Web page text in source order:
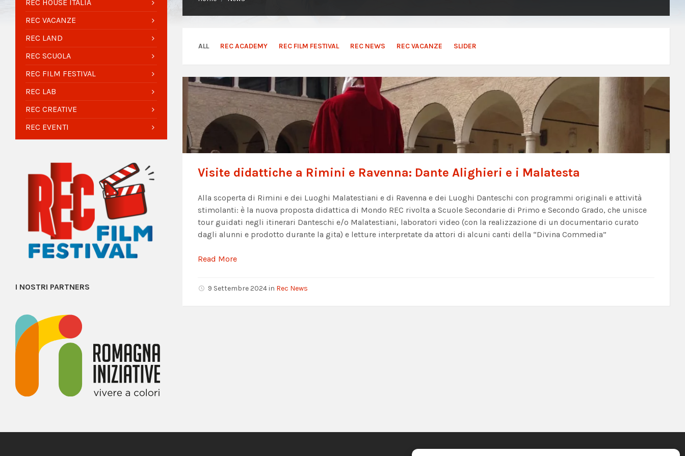
ALL REC ACADEMY REC FILM FESTIVAL REC NEWS REC VACANZE SLIDER
Visite didattiche a Rimini e Ravenna: Dante Alighieri e i Malatesta
Alla scoperta di Rimini e dei Luoghi Malatestiani e di Ravenna e dei Luoghi Danteschi con programmi originali e attività
stimolanti: è la nuova proposta didattica di Mondo REC rivolta a Scuole Secondarie di Primo e Secondo Grado, che unisce
tour guidati negli itinerari Danteschi e/o Malatestiani, laboratori video (con la realizzazione di un documentario curato
dagli alunni e prodotto durante la gita) e letture interpretate da attori di alcuni canti della “Divina Commedia”
Read More
9 Settembre 2024in Rec News
REC HOUSE ITALIA
REC VACANZE
REC LAND
REC SCUOLA
REC FILM FESTIVAL
REC LAB
REC CREATIVE
REC EVENTI
I NOSTRI PARTNERS